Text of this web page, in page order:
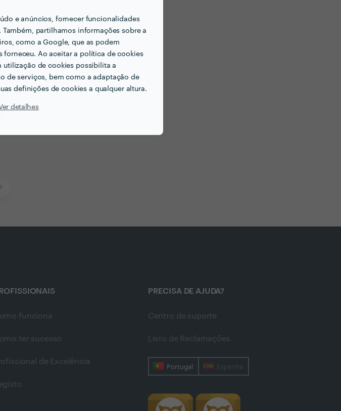
e anúncios, fornecer funcionalidades
partilhamos informações sobre a
como a Google, que as podem
Ao aceitar a política de cookies
utilização de cookies possibilita a
de serviços, bem como a adaptação de
definições de cookies a qualquer altura.
detalhes
funciona
ter sucesso
de Excelência
PRECISA DE AJUDA?
Centro de suporte
Livro de Reclamações
Portugal Espanha